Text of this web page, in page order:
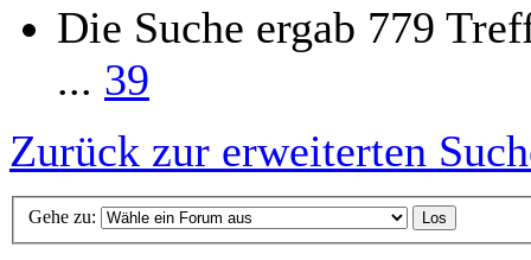
Die Suche ergab 779
... 39
Zurück zur erweiterten
Gehe zu: